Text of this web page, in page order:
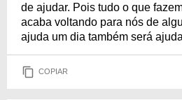
de ajudar. Pois tudo o que
acaba voltando para nós de
ajuda um dia também será
COPIAR